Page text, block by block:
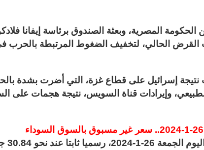
المصرية، وبعثة الصندوق برئاسة إيفانا
الحالي، لتخفيف الضغوط المرتبطة بالحرب
إسرائيل على قطاع غزة، التي أضرت بشدة
وإيرادات قناة السويس، نتيجة هجمات على
ظل متوسط سعر